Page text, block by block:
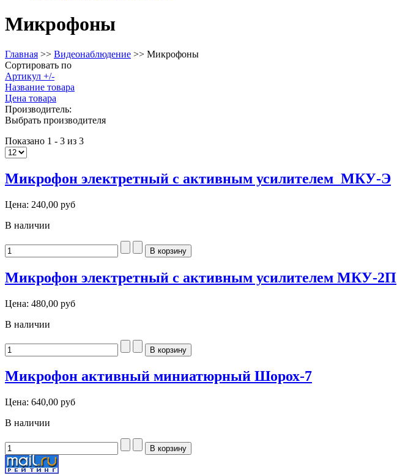
Микрофоны
Главная >> Видеонаблюдение >> Микрофоны
Сортировать по
Артикул +/-
Название товара
Цена товара
Производитель:
Выбрать производителя
Показано 1 - 3 из 3
Микрофон электретный с активным усилителем МКУ-Э
Цена: 240,00 руб
В наличии
Микрофон электретный с активным усилителем МКУ-2П
Цена: 480,00 руб
В наличии
Микрофон активный миниатюрный Шорох-7
Цена: 640,00 руб
В наличии